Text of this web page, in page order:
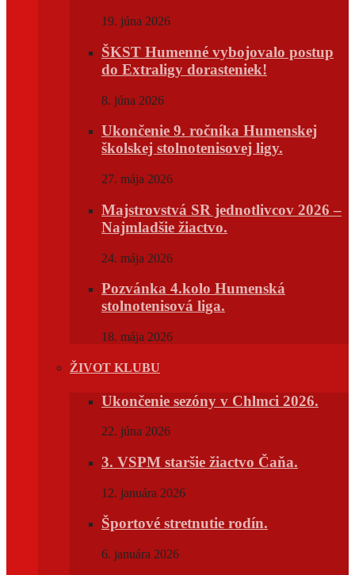
19. júna 2026
ŠKST Humenné vybojovalo postup
do Extraligy dorasteniek!
8. júna 2026
Ukončenie 9. ročníka Humenskej
školskej stolnotenisovej ligy.
27. mája 2026
Majstrovstvá SR jednotlivcov 2026 –
Najmladšie žiactvo.
24. mája 2026
Pozvánka 4.kolo Humenská
stolnotenisová liga.
18. mája 2026
ŽIVOT KLUBU
Ukončenie sezóny v Chlmci 2026.
22. júna 2026
3. VSPM staršie žiactvo Čaňa.
12. januára 2026
Športové stretnutie rodín.
6. januára 2026